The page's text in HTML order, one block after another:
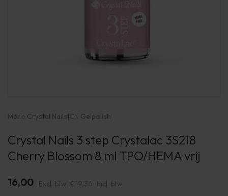
Merk: Crystal Nails|CN Gelpolish
Crystal Nails 3 step Crystalac 3S218
Cherry Blossom 8 ml TPO/HEMA vrij
16,00 Excl. btw €19,36 Incl. btw